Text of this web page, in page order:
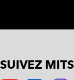
SUIVEZ